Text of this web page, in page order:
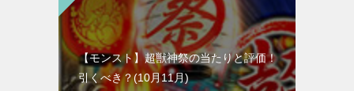
【モンスト】超獣神祭の当たりと評価！
引くべき？(10月11月)